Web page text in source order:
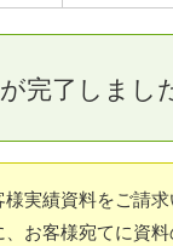
完了しまし
実績資料をご請
お客様宛てに資